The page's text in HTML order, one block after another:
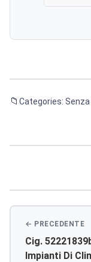
Categories:
Cig.
Impianti Di